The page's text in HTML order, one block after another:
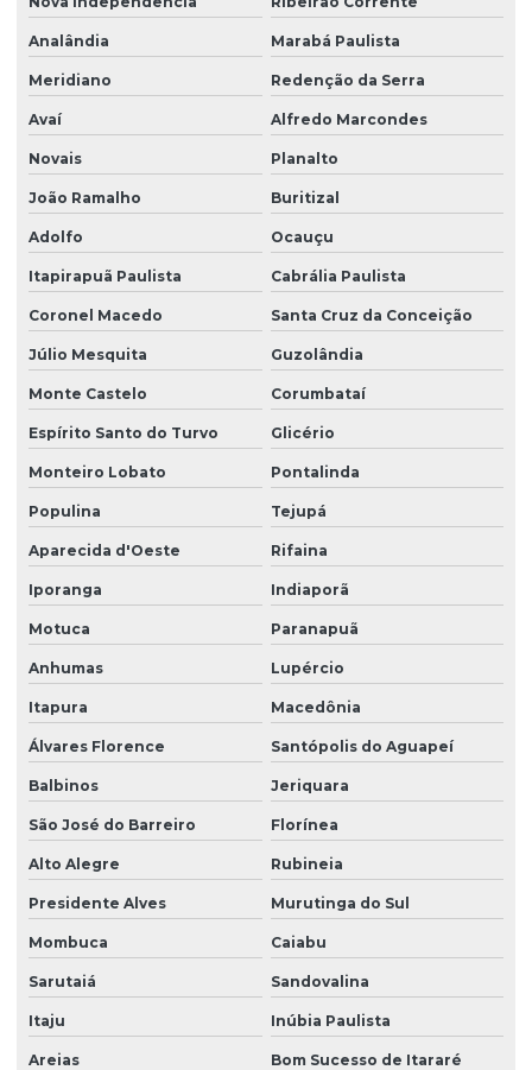
Analândia Marabá Paulista
Meridiano Redenção da Serra
Avaí Alfredo Marcondes
Novais Planalto
João Ramalho Buritizal
Adolfo Ocauçu
Itapirapuã Paulista Cabrália Paulista
Coronel Macedo Santa Cruz da Conceição
Júlio Mesquita Guzolândia
Monte Castelo Corumbataí
Espírito Santo do Turvo Glicério
Monteiro Lobato Pontalinda
Populina Tejupá
Aparecida d'Oeste Rifaina
Iporanga Indiaporã
Motuca Paranapuã
Anhumas Lupércio
Itapura Macedônia
Álvares Florence Santópolis do Aguapeí
Balbinos Jeriquara
São José do Barreiro Florínea
Alto Alegre Rubineia
Presidente Alves Murutinga do Sul
Mombuca Caiabu
Sarutaiá Sandovalina
Itaju Inúbia Paulista
Areias Bom Sucesso de Itararé